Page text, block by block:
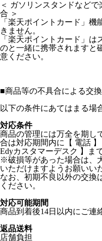
＜ ガソリンスタンドなど
合 ＞
「楽天ポイントカード」
きません。
「楽天ポイントカード」
のと一緒に携帯されますと
意ください。
■商品等の不具合による交換
以下の条件にあてはまる場
対応条件
商品の管理には万全を期し
合は対応期間内に【 電話
Edyカスタマーデスク 】ま
※破損等があった場合は、
いただけますようお願いい
なお、初期不良以外の交換
ください。
対応可能期間
商品到着後14日以内にご連
返品送料
店舗負担